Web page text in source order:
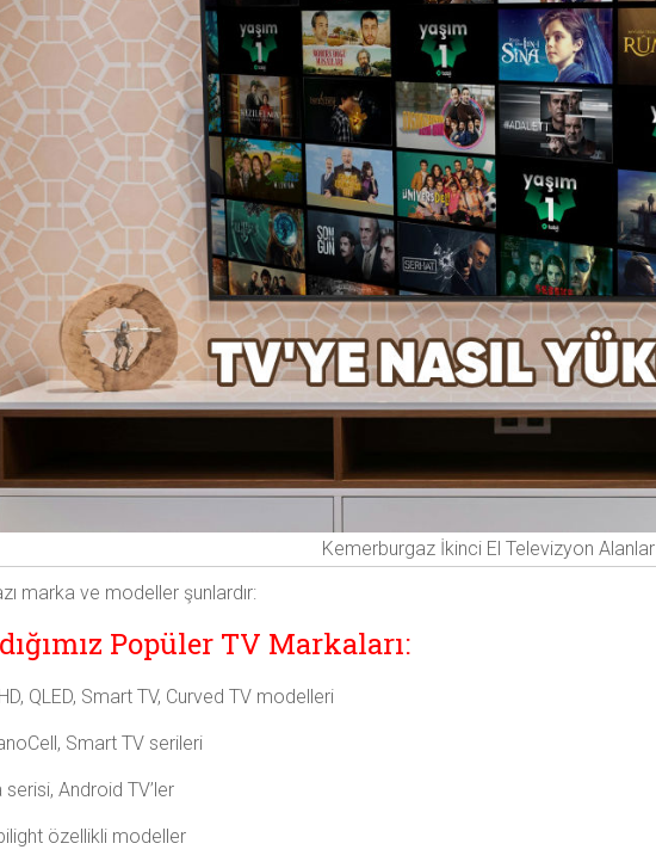
Kemerburgaz İkinci El Televizyon Alanlar
marka ve modeller şunlardır:
Popüler TV Markaları:
QLED, Smart TV, Curved TV modelleri
Smart TV serileri
serisi, Android TV’ler
özellikli modeller